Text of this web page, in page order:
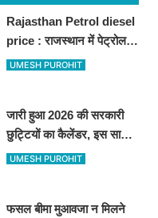
Rajasthan Petrol diesel
price : राजस्थान में पेट्रोल-
डीजल की कीमतें जारी, जानिए
UMESH PUROHIT
जारी हुआ 2026 की सरकारी
छुट्टियों का कैलेंडर, इस साल
कई बार मिलेगा लगातार
UMESH PUROHIT
फसल बीमा मुआवजा न मिलने